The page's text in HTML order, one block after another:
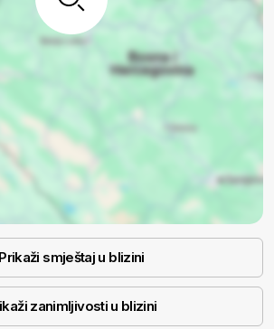
Prikaži smještaj u blizini
zanimljivosti u blizini